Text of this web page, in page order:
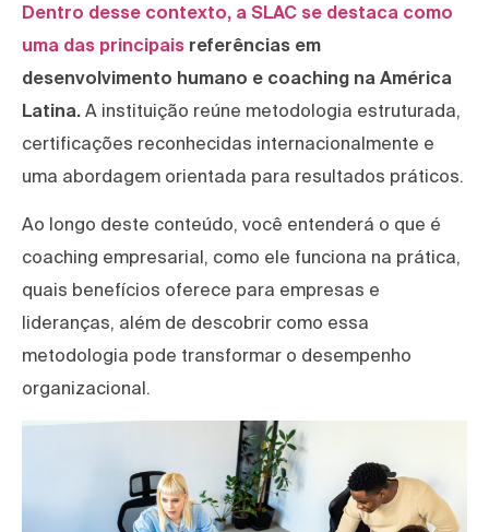
Dentro desse contexto, a SLAC se destaca como
uma das principais referências em
desenvolvimento humano e coaching na América
Latina. A instituição reúne metodologia estruturada,
certificações reconhecidas internacionalmente e
uma abordagem orientada para resultados práticos.
Ao longo deste conteúdo, você entenderá o que é
coaching empresarial, como ele funciona na prática,
quais benefícios oferece para empresas e
lideranças, além de descobrir como essa
metodologia pode transformar o desempenho
organizacional.